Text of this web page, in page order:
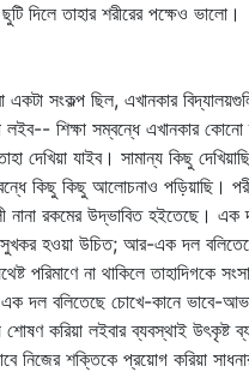
দিলে তাহার শরীরের পক্ষেও ভালো।
সংকল্প ছিল, এখানকার
লইব-- শিক্ষা সম্বন্ধে এখানকার কোনো
দেখিয়া যাইব। সামান্য কিছু
কিছু কিছু আলোচনাও পড়িয়াছি।
নানা রকমের উদ্ভাবিত হইতেছে। এক
সুখকর হওয়া উচিত; আর-এক দল
পরিমাণে না থাকিলে তাহাদিগকে
দল বলিতেছে চোখে-কানে ভাবে-
শোষণ করিয়া লইবার ব্যবস্থাই উৎকৃষ্ট
নিজের শক্তিকে প্রয়োগ করিয়া